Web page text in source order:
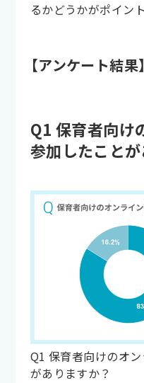
るかどうかがポイント
【アンケート結果】
Q1 保育者向け
参加したこと
Q1 保育者向けのオ
がありますか？